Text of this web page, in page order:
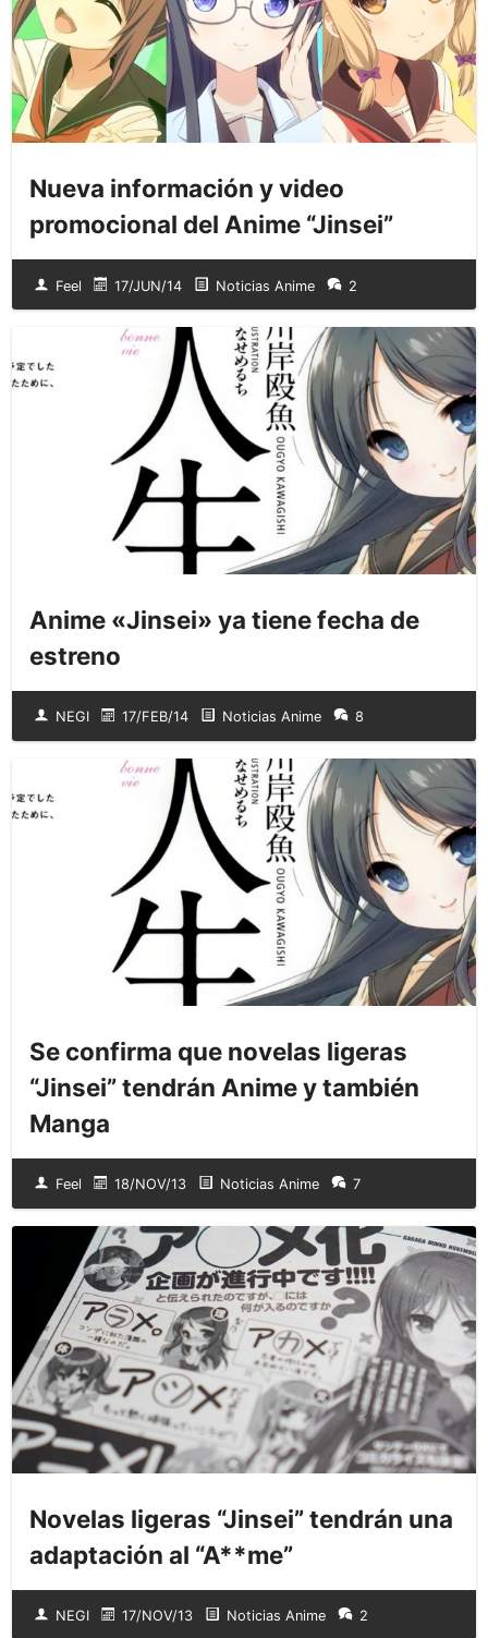
Nueva información y video
promocional del Anime “Jinsei”
Feel 17/JUN/14 Noticias Anime 2
Anime «Jinsei» ya tiene fecha de
estreno
NEGI 17/FEB/14 Noticias Anime 8
Se confirma que novelas ligeras
“Jinsei” tendrán Anime y también
Manga
Feel 18/NOV/13 Noticias Anime 7
Novelas ligeras “Jinsei” tendrán una
adaptación al “A**me”
NEGI 17/NOV/13 Noticias Anime 2